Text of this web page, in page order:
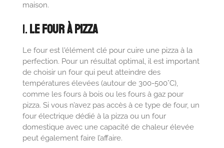
maison.
1.Le Four à Pizza
Le four est l'élément clé pour cuire une pizza à la
perfection. Pour un résultat optimal, il est important
de choisir un four qui peut atteindre des
températures élevées (autour de 300-500°C),
comme les fours à bois ou les fours à gaz pour
pizza. Si vous n’avez pas accès à ce type de four, un
four électrique dédié à la pizza ou un four
domestique avec une capacité de chaleur élevée
peut également faire l’affaire.